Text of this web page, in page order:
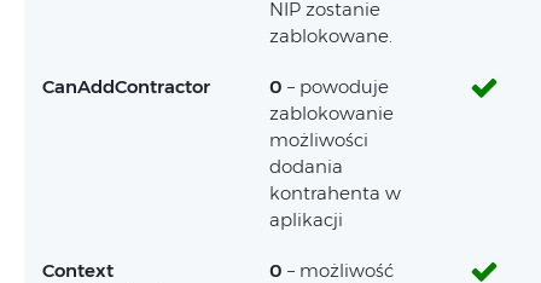
NIP zostanie
zablokowane.
CanAddContractor 0 – powoduje
zablokowanie
możliwości
dodania
kontrahenta w
aplikacji
Context
0 – możliwość